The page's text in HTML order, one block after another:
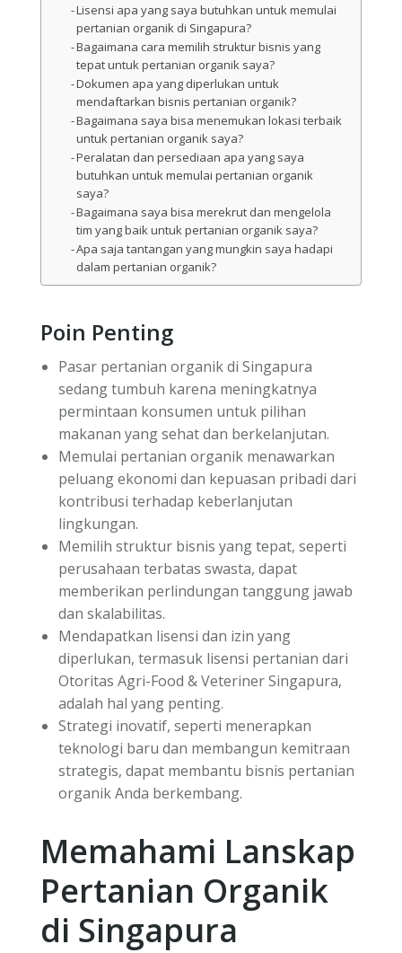
Lisensi apa yang saya butuhkan untuk memulai
pertanian organik di Singapura?
Bagaimana cara memilih struktur bisnis yang
tepat untuk pertanian organik saya?
Dokumen apa yang diperlukan untuk
mendaftarkan bisnis pertanian organik?
Bagaimana saya bisa menemukan lokasi terbaik
untuk pertanian organik saya?
Peralatan dan persediaan apa yang saya
butuhkan untuk memulai pertanian organik
saya?
Bagaimana saya bisa merekrut dan mengelola
tim yang baik untuk pertanian organik saya?
Apa saja tantangan yang mungkin saya hadapi
dalam pertanian organik?
Poin Penting
Pasar pertanian organik di Singapura
sedang tumbuh karena meningkatnya
permintaan konsumen untuk pilihan
makanan yang sehat dan berkelanjutan.
Memulai pertanian organik menawarkan
peluang ekonomi dan kepuasan pribadi dari
kontribusi terhadap keberlanjutan
lingkungan.
Memilih struktur bisnis yang tepat, seperti
perusahaan terbatas swasta, dapat
memberikan perlindungan tanggung jawab
dan skalabilitas.
Mendapatkan lisensi dan izin yang
diperlukan, termasuk lisensi pertanian dari
Otoritas Agri-Food & Veteriner Singapura,
adalah hal yang penting.
Strategi inovatif, seperti menerapkan
teknologi baru dan membangun kemitraan
strategis, dapat membantu bisnis pertanian
organik Anda berkembang.
Memahami Lanskap
Pertanian Organik
di Singapura